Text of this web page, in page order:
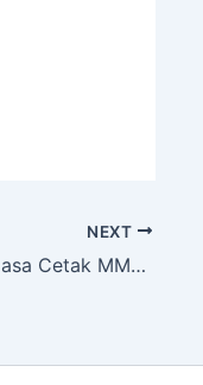
NEXT
Harga Termurah Jasa Cetak MMT Ukuran 60×100 cm di Sukoharjo